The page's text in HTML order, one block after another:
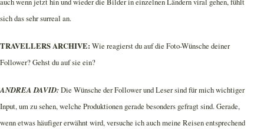
sich das sehr surreal an.
TRAVELLERS ARCHIVE: Wie reagierst du auf die Foto-Wünsche deiner
Follower? Gehst du auf sie ein?
ANDREA DAVID:Die Wünsche der Follower und Leser sind für mich wichtiger
Input, um zu sehen, welche Produktionen gerade besonders gefragt sind. Gerade,
wenn etwas häufiger erwähnt wird, versuche ich auch meine Reisen entsprechend